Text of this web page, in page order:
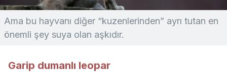
Ama bu hayvanı diğer “kuzenlerinden” ayrı tutan en
önemli şey suya olan aşkıdır.
Garip dumanlı leopar